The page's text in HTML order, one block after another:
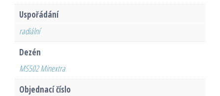
Uspořádání
radiální
Dezén
MS502 Minextra
Objednací číslo